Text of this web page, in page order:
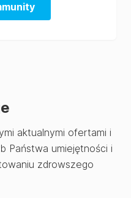
aktualnymi ofertami i
Państwa umiejętności i
zdrowszego